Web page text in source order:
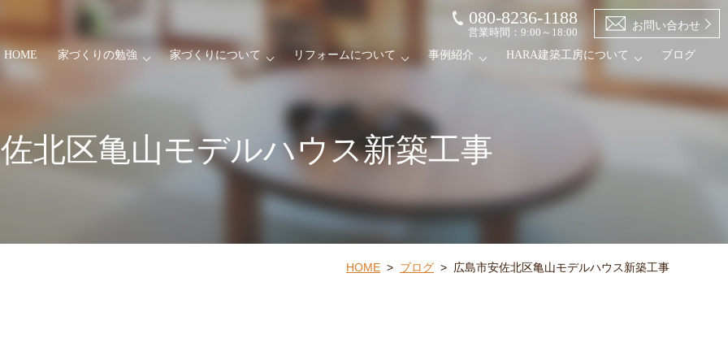
HOME 家づくりの勉強 家づくりについて リフォームについて 事例紹介 HARA建築工房について ブログ
080-8236-1188
営業時間：9:00～18:00
お問い合わせ
北区亀山モデルハウス新築工事
HOME > ブログ > 広島市安佐北区亀山モデルハウス新築工事